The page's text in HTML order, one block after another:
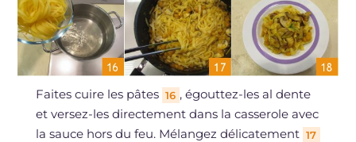
Faites cuire les pâtes 16 , égouttez-les al dente
et versez-les directement dans la casserole avec
la sauce hors du feu. Mélangez délicatement 17